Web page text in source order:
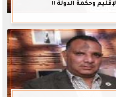
وحكمة الدولة !!